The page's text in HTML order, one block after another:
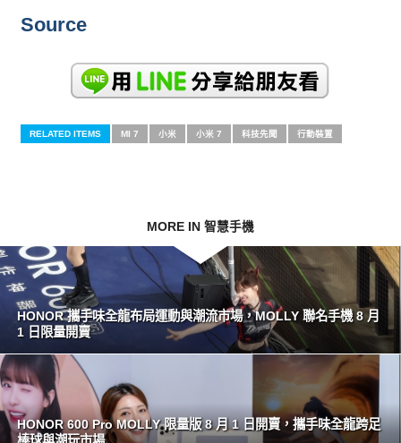
Source
RELATED ITEMS MI 7 小米 小米 7 科技先聞 行動裝置
MORE IN 智慧手機
HONOR 攜手味全龍布局運動與潮流市場，MOLLY 聯名手機 8 月
1 日限量開賣
HONOR 600 Pro MOLLY 限量版 8 月 1 日開賣，攜手味全龍跨足